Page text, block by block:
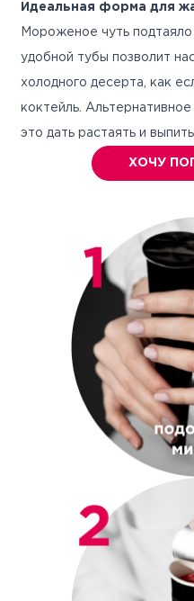
Идеальная форма для
Мороженое чуть
удобной тубы позволит
холодного десерта, как
коктейль.
это дать растаять и
ХОЧУ